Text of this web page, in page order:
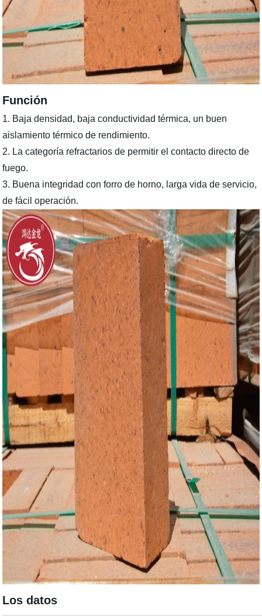
Función
1. Baja densidad, baja conductividad térmica, un buen
aislamiento térmico de rendimiento.
2. La categoría refractarios de permitir el contacto directo de
fuego.
3. Buena integridad con forro de horno, larga vida de servicio,
de fácil operación.
Los datos